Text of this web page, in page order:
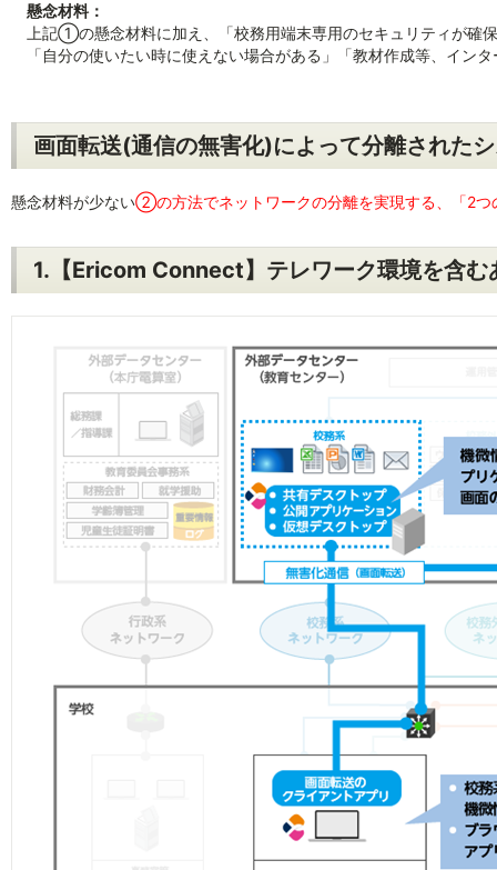
懸念材料：
上記①の懸念材料に加え、「校務用端末専用のセキュリティが確
「自分の使いたい時に使えない場合がある」「教材作成等、イン
画面転送(通信の無害化)によって分離された
懸念材料が少ない②の方法でネットワークの分離を実現する、「2つ
1.【Ericom Connect】テレワーク環境を含